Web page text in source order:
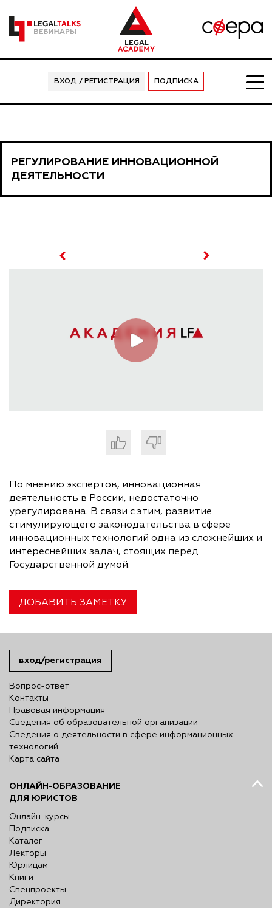
ВХОД / РЕГИСТРАЦИЯ ПОДПИСКА
РЕГУЛИРОВАНИЕ ИННОВАЦИОННОЙ
ДЕЯТЕЛЬНОСТИ
По мнению экспертов, инновационная
деятельность в России, недостаточно
урегулирована. В связи с этим, развитие
стимулирующего законодательства в сфере
инновационных технологий одна из сложнейших и
интереснейших задач, стоящих перед
Государственной думой.
ДОБАВИТЬ ЗАМЕТКУ
вход/регистрация
Вопрос-ответ
Контакты
Правовая информация
Сведения об образовательной организации
Сведения о деятельности в сфере информационных
технологий
Карта сайта
ОНЛАЙН-ОБРАЗОВАНИЕ
ДЛЯ ЮРИСТОВ
Онлайн-курсы
Подписка
Каталог
Лекторы
Юрлицам
Книги
Спецпроекты
Директория